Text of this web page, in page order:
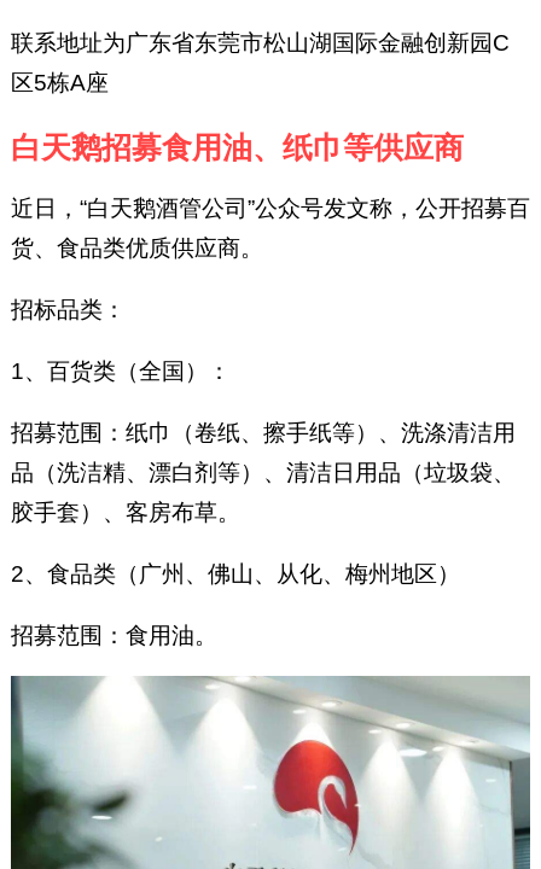
联系地址为广东省东莞市松山湖国际金融创新园C
区5栋A座
白天鹅招募食用油、纸巾等供应商
近日，“白天鹅酒管公司”公众号发文称，公开招募百
货、食品类优质供应商。
招标品类：
1、百货类（全国）：
招募范围：纸巾（卷纸、擦手纸等）、洗涤清洁用
品（洗洁精、漂白剂等）、清洁日用品（垃圾袋、
胶手套）、客房布草。
2、食品类（广州、佛山、从化、梅州地区）
招募范围：食用油。